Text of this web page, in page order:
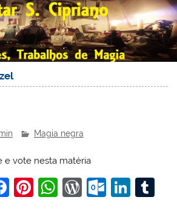
Magia negra
e vote nesta matéria
F
Pi W W O
Li